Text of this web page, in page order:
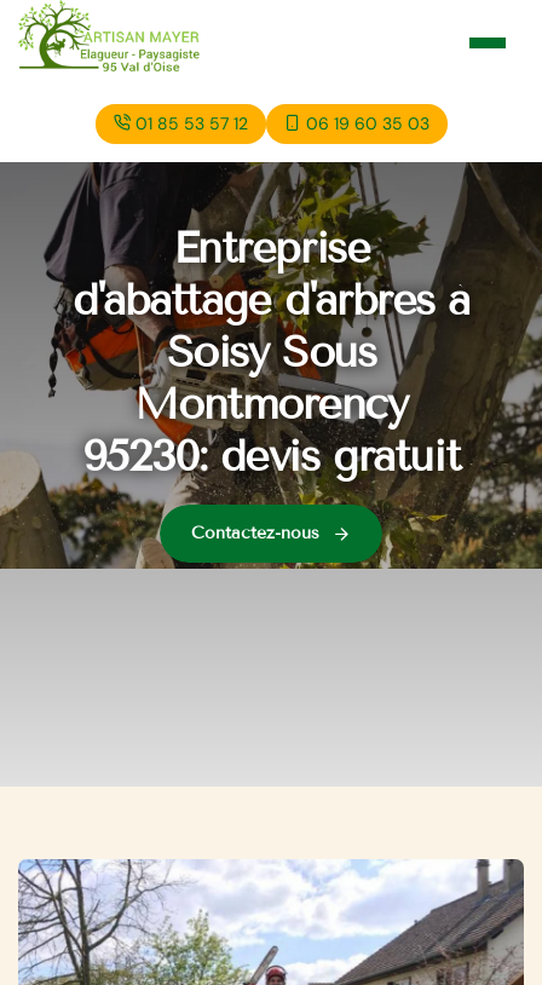
01 85 53 57 12 06 19 60 35 03
Entreprise
d'abattage d'arbres à
Soisy Sous
Montmorency
95230: devis gratuit
Contactez-nous